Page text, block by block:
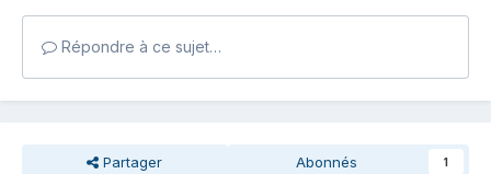
Répondre à ce sujet…
Partager Abonnés 1